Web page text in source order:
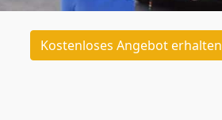
Kostenloses Angebot erhalten